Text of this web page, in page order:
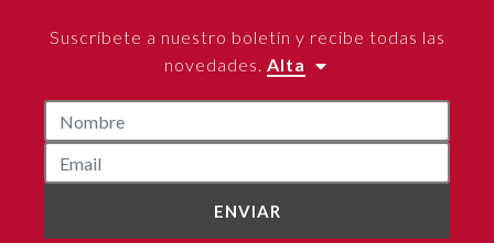
Suscríbete a nuestro boletín y recibe todas las
novedades. Alta
ENVIAR